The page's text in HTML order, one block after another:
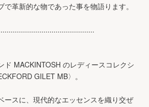
で革新的な物であった事を物語ります。
ド MACKINTOSH のレディースコレクシ
GILET MB〉。
ースに、現代的なエッセンスを織り交ぜ